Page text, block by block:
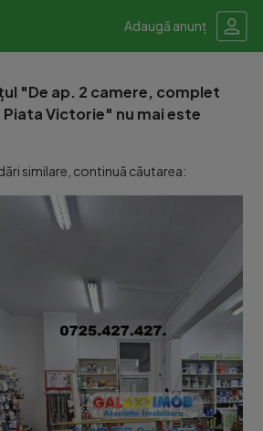
Adaugă anunț
"De ap. 2 camere, complet
Victorie" nu mai este
similare, continuă căutarea: